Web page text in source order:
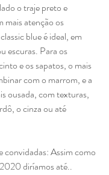
o traje preto e
mais atenção os
blue é ideal, em
escuras. Para os
e os sapatos, o mais
com o marrom, e a
ousada, com texturas,
o cinza ou até
convidadas: Assim como
diríamos até..